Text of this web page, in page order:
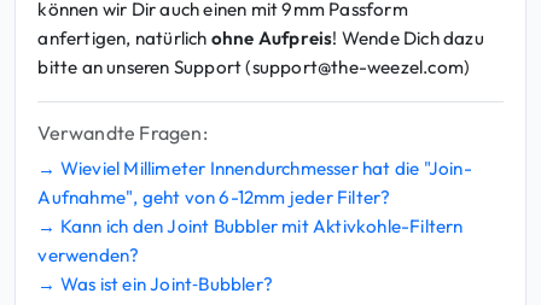
können wir Dir auch einen mit 9mm Passform
anfertigen, natürlich ohne Aufpreis! Wende Dich dazu
bitte an unseren Support (support@the-weezel.com)
Verwandte Fragen:
→ Wieviel Millimeter Innendurchmesser hat die "Join-
Aufnahme", geht von 6-12mm jeder Filter?
→ Kann ich den Joint Bubbler mit Aktivkohle-Filtern
verwenden?
→ Was ist ein Joint‑Bubbler?